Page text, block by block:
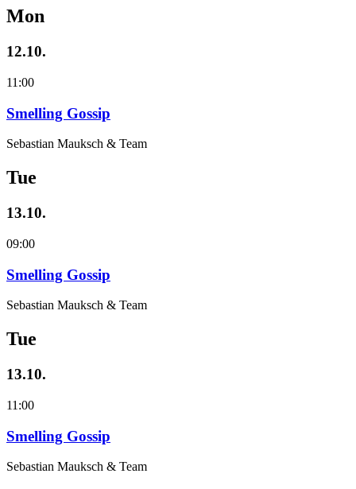
Mon
12.10.
11:00
Smelling Gossip
Sebastian Mauksch & Team
Tue
13.10.
09:00
Smelling Gossip
Sebastian Mauksch & Team
Tue
13.10.
11:00
Smelling Gossip
Sebastian Mauksch & Team